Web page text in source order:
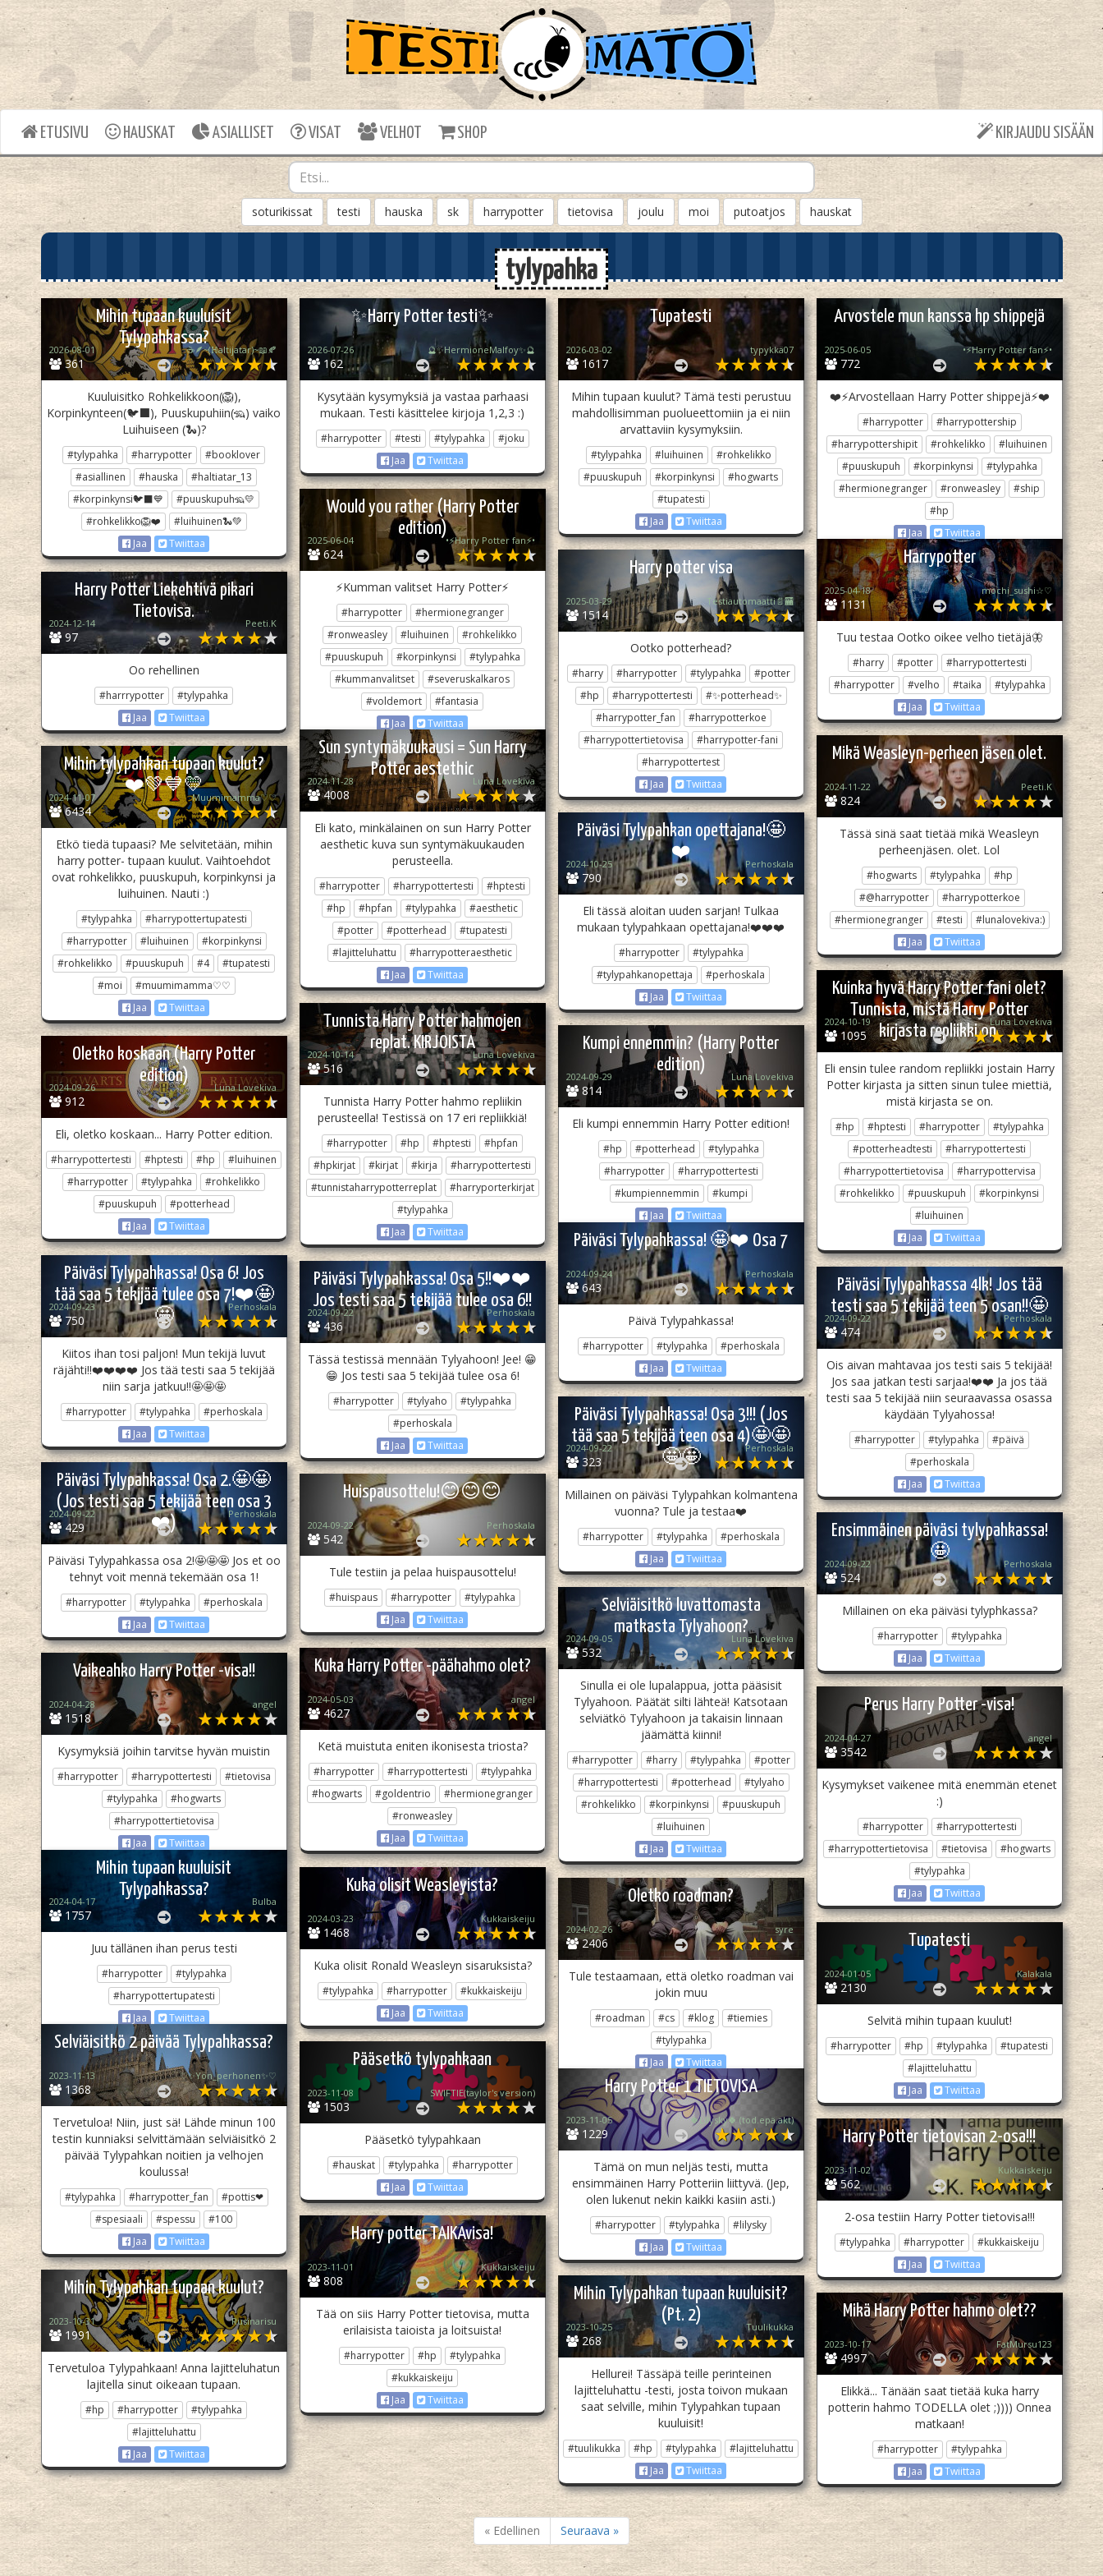
ETUSIVU HAUSKAT ASIALLISET VISAT VELHOT SHOP KIRJAUDU SISÄÄN
soturikissat testi hauska sk harrypotter tietovisa joulu moi putoatjos hauskat
tylypahka
Mihin tupaan kuuluisit
Tylypahkassa?
361
2026-08-01 ☕🪶~(ℍaltijatar)~📖🍂
Kuuluisitko Rohkelikkoon(🦁),
Korpinkynteen(🐦‍⬛), Puuskupuhiin(🦡) vaiko
Luihuiseen (🐍)?
#tylypahka #harrypotter
#booklover
#asiallinen
#hauska
#haltiatar_13
#korpinkynsi🐦‍⬛💙
#puuskupuh🦡💛
#rohkelikko🦁❤️
#luihuinen🐍💚
Jaa
Twiittaa
✨Harry Potter testi✨
162
2026-07-26 🔮✨HermioneMalfoy✨🔮
Kysytään kysymyksiä ja vastaa parhaasi
mukaan. Testi käsittelee kirjoja 1,2,3 :)
#harrypotter #testi #tylypahka
#joku
Jaa
Twiittaa
Tupatesti
1617
2026-03-02 typykkä07
Mihin tupaan kuulut? Tämä testi perustuu
mahdollisimman puolueettomiin ja ei niin
arvattaviin kysymyksiin.
#tylypahka #luihuinen
#rohkelikko
#puuskupuh
#korpinkynsi
#hogwarts
#tupatesti
Jaa
Twiittaa
Arvostele mun kanssa hp shippejä
772
2025-06-05 •⚡️Harry Potter fan⚡️•
❤️⚡️Arvostellaan Harry Potter shippejä⚡️❤️
#harrypotter
#harrypottership
#harrypottershipit
#rohkelikko
#luihuinen
#puuskupuh
#korpinkynsi
#tylypahka
#hermionegranger
#ronweasley
#ship
#hp
Jaa
Twiittaa
Would you rather (Harry Potter
edition)
624
2025-06-04 •⚡️Harry Potter fan⚡️•
⚡️Kumman valitset Harry Potter⚡️
#harrypotter
#hermionegranger
#ronweasley
#luihuinen
#rohkelikko
#puuskupuh
#korpinkynsi
#tylypahka
#kummanvalitset
#severuskalkaros
#voldemort
#fantasia
Jaa
Twiittaa
Harrypotter
1131
2025-04-18 mochi_sushi☆♡
Tuu testaa Ootko oikee velho tietäjä🦋
#harry #potter
#harrypottertesti
#harrypotter
#velho #taika
#tylypahka
Jaa
Twiittaa
Harry potter visa
1514
2025-03-29 Testiautomaatti📄🏧
Ootko potterhead?
#harry #harrypotter #tylypahka
#potter
#hp
#harrypottertesti
#✨potterhead✨
#harrypotter_fan
#harrypotterkoe
#harrypottertietovisa
#harrypotter-fani
#harrypottertest
Jaa
Twiittaa
Harry Potter Liekehtivä pikari
Tietovisa.
97
2024-12-14 Peeti.K
Oo rehellinen
#harrrypotter
#tylypahka
Jaa
Twiittaa
Sun syntymäkuukausi = Sun Harry
Potter aestethic
4008
2024-11-28 Luna Lovekiva
Eli kato, minkälainen on sun Harry Potter
aesthetic kuva sun syntymäkuukauden
perusteella.
#harrypotter #harrypottertesti
#hptesti
#hp
#hpfan #tylypahka
#aesthetic
#potter
#potterhead
#tupatesti
#lajitteluhattu
#harrypotteraesthetic
Jaa
Twiittaa
Mikä Weasleyn-perheen jäsen olet.
824
2024-11-22 Peeti.K
Tässä sinä saat tietää mikä Weasleyn
perheenjäsen. olet. Lol
#hogwarts #tylypahka
#hp
#@harrypotter
#harrypotterkoe
#hermionegranger
#testi
#lunalovekiva:)
Jaa
Twiittaa
Mihin tylypahkan tupaan kuulut?
❤️💚💙💛
6434
2024-11-07 Muumimamma♡♡
Etkö tiedä tupaasi? Me selvitetään, mihin
harry potter- tupaan kuulut. Vaihtoehdot
ovat rohkelikko, puuskupuh, korpinkynsi ja
luihuinen. Nauti :)
#tylypahka
#harrypottertupatesti
#harrypotter
#luihuinen
#korpinkynsi
#rohkelikko
#puuskupuh #4
#tupatesti
#moi
#muumimamma♡♡
Jaa
Twiittaa
Päiväsi Tylypahkan opettajana!🤩
❤️
790
2024-10-25 Perhoskala
Eli tässä aloitan uuden sarjan! Tulkaa
mukaan tylypahkaan opettajana!❤️❤️❤️
#harrypotter
#tylypahka
#tylypahkanopettaja
#perhoskala
Jaa
Twiittaa
Kuinka hyvä Harry Potter fani olet?
Tunnista, mistä Harry Potter
kirjasta repliikki on.
1095
2024-10-19 Luna Lovekiva
Eli ensin tulee random repliikki jostain Harry
Potter kirjasta ja sitten sinun tulee miettiä,
mistä kirjasta se on.
#hp #hptesti #harrypotter
#tylypahka
#potterheadtesti
#harrypottertesti
#harrypottertietovisa
#harrypottervisa
#rohkelikko
#puuskupuh
#korpinkynsi
#luihuinen
Jaa
Twiittaa
Tunnista Harry Potter hahmojen
replat. KIRJOISTA
516
2024-10-14 Luna Lovekiva
Tunnista Harry Potter hahmo repliikin
perusteella! Testissä on 17 eri repliikkiä!
#harrypotter #hp #hptesti
#hpfan
#hpkirjat
#kirjat #kirja
#harrypottertesti
#tunnistaharrypotterreplat
#harryporterkirjat
#tylypahka
Jaa
Twiittaa
Kumpi ennemmin? (Harry Potter
edition)
814
2024-09-29 Luna Lovekiva
Eli kumpi ennemmin Harry Potter edition!
#hp #potterhead
#tylypahka
#harrypotter
#harrypottertesti
#kumpiennemmin
#kumpi
Jaa
Twiittaa
Oletko koskaan (Harry Potter
edition)
912
2024-09-26 Luna Lovekiva
Eli, oletko koskaan... Harry Potter edition.
#harrypottertesti #hptesti #hp
#luihuinen
#harrypotter
#tylypahka
#rohkelikko
#puuskupuh
#potterhead
Jaa
Twiittaa
Päiväsi Tylypahkassa! 🤩❤️ Osa 7
643
2024-09-24 Perhoskala
Päivä Tylypahkassa!
#harrypotter #tylypahka
#perhoskala
Jaa
Twiittaa
Päiväsi Tylypahkassa! Osa 6! Jos
tää saa 5 tekijää tulee osa 7!❤️🤩
🤩
750
2024-09-23 Perhoskala
Kiitos ihan tosi paljon! Mun tekijä luvut
räjähti!!❤️❤️❤️❤️ Jos tää testi saa 5 tekijää
niin sarja jatkuu!!🤩🤩🤩
#harrypotter #tylypahka
#perhoskala
Jaa
Twiittaa
Päiväsi Tylypahkassa! Osa 5!!❤️❤️
Jos testi saa 5 tekijää tulee osa 6!!
436
2024-09-22 Perhoskala
Tässä testissä mennään Tylyahoon! Jee! 😁
😁 Jos testi saa 5 tekijää tulee osa 6!
#harrypotter #tylyaho
#tylypahka
#perhoskala
Jaa
Twiittaa
Päiväsi Tylypahkassa 4lk! Jos tää
testi saa 5 tekijää teen 5 osan!!🤩
474
2024-09-22 Perhoskala
Ois aivan mahtavaa jos testi sais 5 tekijää!
Jos saa jatkan testi sarjaa!❤️❤️ Ja jos tää
testi saa 5 tekijää niin seuraavassa osassa
käydään Tylyahossa!
#harrypotter #tylypahka
#päivä
#perhoskala
Jaa
Twiittaa
Päiväsi Tylypahkassa! Osa 3!!! (Jos
tää saa 5 tekijää teen osa 4)🤩🤩
🤩🤩
323
2024-09-22 Perhoskala
Millainen on päiväsi Tylypahkan kolmantena
vuonna? Tule ja testaa❤️
#harrypotter #tylypahka
#perhoskala
Jaa
Twiittaa
Päiväsi Tylypahkassa! Osa 2.🤩🤩
(Jos testi saa 5 tekijää teen osa 3
❤️)
429
2024-09-22 Perhoskala
Päiväsi Tylypahkassa osa 2!🤩🤩🤩 Jos et oo
tehnyt voit mennä tekemään osa 1!
#harrypotter #tylypahka
#perhoskala
Jaa
Twiittaa
Huispausottelu!😊😊😊
542
2024-09-22 Perhoskala
Tule testiin ja pelaa huispausottelu!
#huispaus #harrypotter
#tylypahka
Jaa
Twiittaa
Ensimmäinen päiväsi tylypahkassa!
🤩
524
2024-09-22 Perhoskala
Millainen on eka päiväsi tylyphkassa?
#harrypotter
#tylypahka
Jaa
Twiittaa
Selviäisitkö luvattomasta
matkasta Tylyahoon?
532
2024-09-05 Luna Lovekiva
Sinulla ei ole lupalappua, jotta pääsisit
Tylyahoon. Päätät silti lähteä! Katsotaan
selviätkö Tylyahoon ja takaisin linnaan
jäämättä kiinni!
#harrypotter #harry #tylypahka
#potter
#harrypottertesti
#potterhead
#tylyaho
#rohkelikko
#korpinkynsi
#puuskupuh
#luihuinen
Jaa
Twiittaa
Kuka Harry Potter -päähahmo olet?
4627
2024-05-03 angel
Ketä muistuta eniten ikonisesta triosta?
#harrypotter #harrypottertesti
#tylypahka
#hogwarts
#goldentrio
#hermionegranger
#ronweasley
Jaa
Twiittaa
Vaikeahko Harry Potter -visa!!
1518
2024-04-28 angel
Kysymyksiä joihin tarvitse hyvän muistin
#harrypotter #harrypottertesti
#tietovisa
#tylypahka
#hogwarts
#harrypottertietovisa
Jaa
Twiittaa
Perus Harry Potter -visa!
3542
2024-04-27 angel
Kysymykset vaikenee mitä enemmän etenet
:)
#harrypotter
#harrypottertesti
#harrypottertietovisa
#tietovisa
#hogwarts
#tylypahka
Jaa
Twiittaa
Mihin tupaan kuuluisit
Tylypahkassa?
1757
2024-04-17 Bulba
Juu tällänen ihan perus testi
#harrypotter
#tylypahka
#harrypottertupatesti
Jaa
Twiittaa
Kuka olisit Weasleyista?
1468
2024-03-23 Kukkaiskeiju
Kuka olisit Ronald Weasleyn sisaruksista?
#tylypahka #harrypotter
#kukkaiskeiju
Jaa
Twiittaa
Oletko roadman?
2406
2024-02-26 syre
Tule testaamaan, että oletko roadman vai
jokin muu
#roadman #cs #klog
#tiemies
#tylypahka
Jaa
Twiittaa
Tupatesti
2130
2024-01-05 Kalakala
Selvitä mihin tupaan kuulut!
#harrypotter #hp #tylypahka
#tupatesti
#lajitteluhattu
Jaa
Twiittaa
Selviäisitkö 2 päivää Tylypahkassa?
1368
2023-11-13 ♡✨️Yön_perhonen✨♡
Tervetuloa! Niin, just sä! Lähde minun 100
testin kunniaksi selvittämään selviäisitkö 2
päivää Tylypahkan noitien ja velhojen
koulussa!
#tylypahka #harrypotter_fan
#pottis❤
#spesiaali
#spessu
#100
Jaa
Twiittaa
Pääsetkö tylypahkaan
1503
2023-11-08 SWIFTIE(taylor's version)
Pääsetkö tylypahkaan
#hauskat #tylypahka
#harrypotter
Jaa
Twiittaa
Harry Potter 1 TIETOVISA
1229
2023-11-05 🍀Lilysky🍀 (tod.epä.akt)
Tämä on mun neljäs testi, mutta
ensimmäinen Harry Potteriin liittyvä. (Jep,
olen lukenut nekin kaikki kasiin asti.)
#harrypotter #tylypahka
#lilysky
Jaa
Twiittaa
Harry Potter tietovisan 2-osa!!!
562
2023-11-02 Kukkaiskeiju
2-osa testiin Harry Potter tietovisa!!!
#tylypahka #harrypotter
#kukkaiskeiju
Jaa
Twiittaa
Harry potter TAIKAvisa!
808
2023-11-01 Kukkaiskeiju
Tää on siis Harry Potter tietovisa, mutta
erilaisista taioista ja loitsuista!
#harrypotter #hp
#tylypahka
#kukkaiskeiju
Jaa
Twiittaa
Mihin Tylypahkan tupaan kuulut?
1991
2023-10-31 Rusinarisu
Tervetuloa Tylypahkaan! Anna lajitteluhatun
lajitella sinut oikeaan tupaan.
#hp #harrypotter
#tylypahka
#lajitteluhattu
Jaa
Twiittaa
Mihin Tylypahkan tupaan kuuluisit?
(Pt. 2)
268
2023-10-25 Tuulikukka
Hellurei! Tässäpä teille perinteinen
lajitteluhattu -testi, josta toivon mukaan
saat selville, mihin Tylypahkan tupaan
kuuluisit!
#tuulikukka #hp #tylypahka
#lajitteluhattu
Jaa
Twiittaa
Mikä Harry Potter hahmo olet??
4997
2023-10-17 FatMursu123
Elikkä... Tänään saat tietää kuka harry
potterin hahmo TODELLA olet ;)))) Onnea
matkaan!
#harrypotter
#tylypahka
Jaa
Twiittaa
« Edellinen Seuraava »